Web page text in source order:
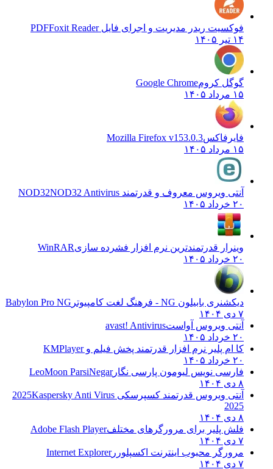
فوکسیت ریدر مدیریت و اجرای فایل PDF Foxit Reader
۱۴ تیر ۱۴۰۵
گوگل کرومGoogle Chrome
۱۵ مرداد ۱۴۰۵
فایرفاکسMozilla Firefox v153.0.3
۱۵ مرداد ۱۴۰۵
آنتی ویروس معروف و قدرتمند NOD32NOD32 Antivirus
۲۰ خرداد ۱۴۰۵
وینرار قدرتمندترین نرم افزار فشرده سازیWinRAR
۲۰ خرداد ۱۴۰۵
دیکشنری بابیلون NG - فرهنگ لغت کامپیوتر
Babylon Pro NG
آنتی ویروس آواستavast! Antivirus
۲۰ خرداد ۱۴۰۵
کا ام پلیر نرم افزار قدرتمند پخش فیلم وKMPlayer
۲۰ خرداد ۱۴۰۵
فارسی نویس لیومون پارسی نگارLeoMoon ParsiNegar
آنتی ویروس قدرتمند کسپرسکی 2025 Kaspersky Anti Virus
2025
فلش پلیر برای مرورگرهای مختلف Adobe Flash Player
مرورگر محبوب اینترنت اکسپلورر Internet Explorer